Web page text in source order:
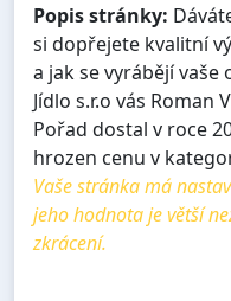
Popis stránky:
si dopřejete kvalitní
a jak se vyrábějí
Jídlo s.r.o vás Roman
Pořad dostal v roce
hrozen cenu v
Vaše stránka má
jeho hodnota je větší
zkrácení.